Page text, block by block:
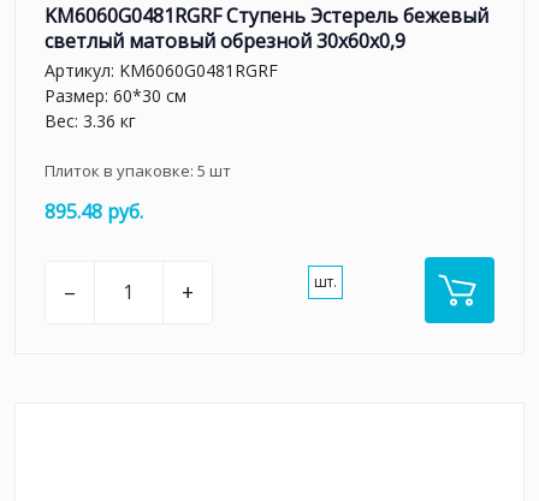
KM6060G0481RGRF Ступень Эстерель бежевый
светлый матовый обрезной 30x60x0,9
Артикул: KM6060G0481RGRF
Размер: 60*30 см
Вес: 3.36 кг
Плиток в упаковке: 5 шт
895.48 руб.
– + шт.